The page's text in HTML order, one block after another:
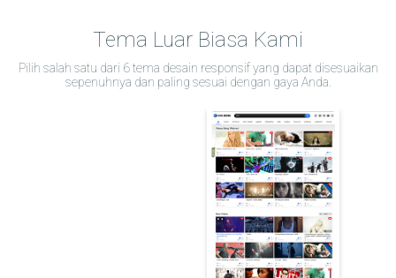
Tema Luar Biasa Kami
Pilih salah satu dari 6 tema desain responsif yang dapat disesuaikan
sepenuhnya dan paling sesuai dengan gaya Anda.